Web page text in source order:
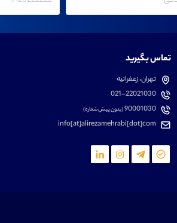
تماس بگیرید
تهران، زعفرانیه
021-22021030
90001030(بدون پیش شماره)
info[at]alirezamehrabi[dot]com